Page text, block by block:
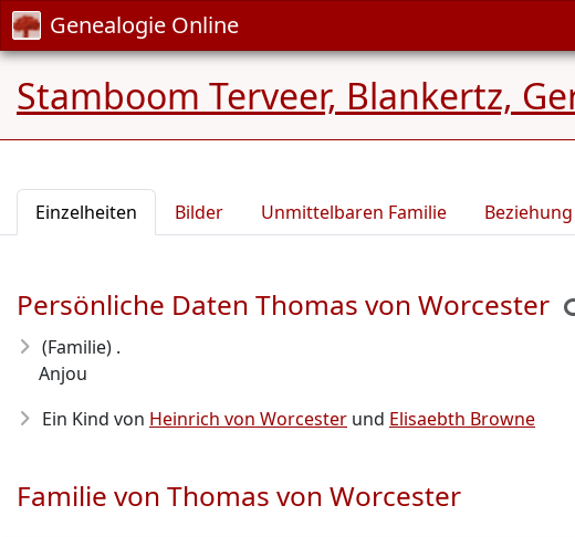
Genealogie Online
Stamboom Terveer, Blankertz,
Einzelheiten Bilder Unmittelbaren Familie Beziehung
Persönliche Daten Thomas von Worcester
(Familie) .
Anjou
Ein Kind von Heinrich von Worcester und Elisaebth Browne
Familie von Thomas von Worcester